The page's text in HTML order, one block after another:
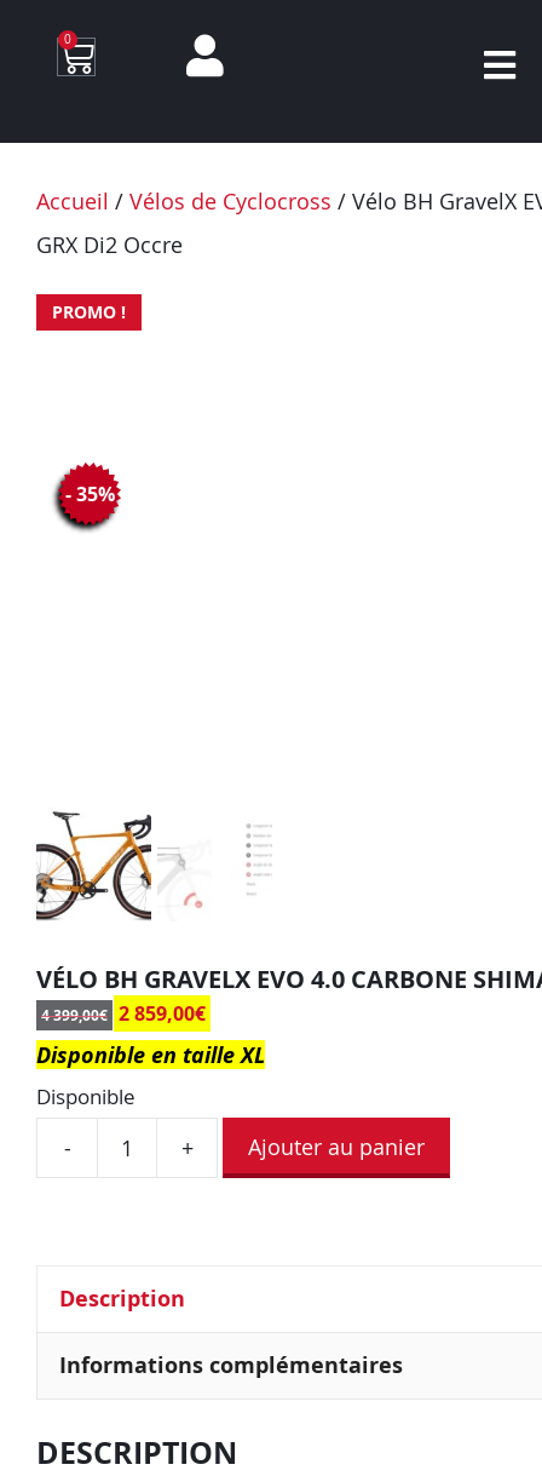
0
Accueil / Vélos de Cyclocross / Vélo BH GravelX
GRX Di2 Occre
PROMO !
VÉLO BH GRAVELX EVO 4.0 CARBONE
4 399,00€ 2 859,00€
- 35%
Disponible en taille XL
Disponible
- + Ajouter au panier
Description
Informations complémentaires
DESCRIPTION